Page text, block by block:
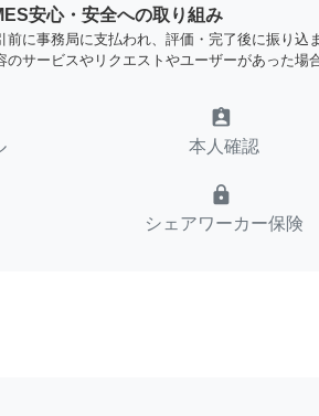
安心・安全への取り組み
前に事務局に支払われ、評価・完了後に振り込
のサービスやリクエストやユーザーがあった場
assignment_ind
本人確認
lock
シェアワーカー保険